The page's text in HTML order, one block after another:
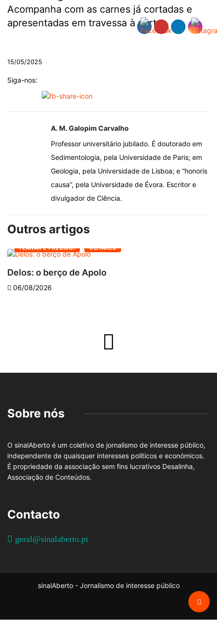
Acompanha com as carnes já cortadas e
apresentadas em travessa à parte.
15/05/2025
Siga-nos:
A. M. Galopim Carvalho
Professor universitário jubilado. É doutorado em
Sedimentologia, pela Universidade de Paris; em
Geologia, pela Universidade de Lisboa; e “honoris
causa”, pela Universidade de Évora. Escritor e
divulgador de Ciência.
Outros artigos
FLANAR É PRECISO! OLHARES
Delos: o berço de Apolo
06/08/2026
Sobre nós
O sinalAberto é um coletivo de jornalismo de interesse público,
independente de quaisquer interesses políticos e económicos.
É propriedade da associação sem fins lucrativos Desalinha,
Associação de Conteúdos.
Contacto
geral@sinalaberto.pt
sinalAberto - Jornalismo de interesse público